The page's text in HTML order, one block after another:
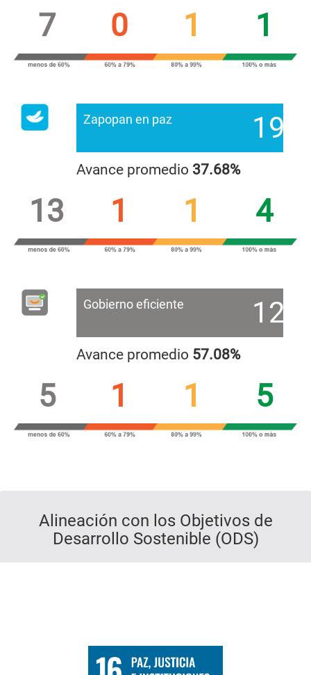
7 0 1 1
Zapopan en paz 19
Avance promedio 37.68%
13 1 1 4
Gobierno eficiente 12
Avance promedio 57.08%
5 1 1 5
Alineación con los Objetivos de
Desarrollo Sostenible (ODS)